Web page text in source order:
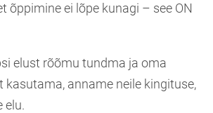
õppimine ei lõpe kunagi – see ON
elust rõõmu tundma ja oma
kasutama, anname neile kingituse,
elu.